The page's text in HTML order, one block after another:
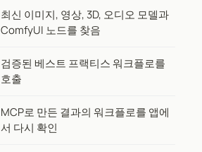
최신 이미지, 영상, 3D, 오디오 모델과
ComfyUI 노드를 찾음
검증된 베스트 프랙티스 워크플로를
호출
MCP로 만든 결과의 워크플로를 앱에
서 다시 확인